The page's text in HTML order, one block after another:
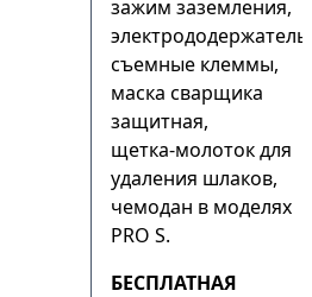
зажим заземления,
электрододержатель,
съемные клеммы,
маска сварщика
защитная,
щетка-молоток для
удаления шлаков,
чемодан в моделях
PRO S.
БЕСПЛАТНАЯ